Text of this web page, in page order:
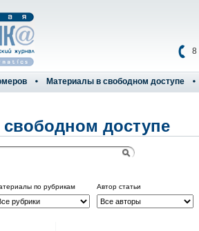
8
Материалы в свободном доступе
доступе
по рубрикам Автор статьи